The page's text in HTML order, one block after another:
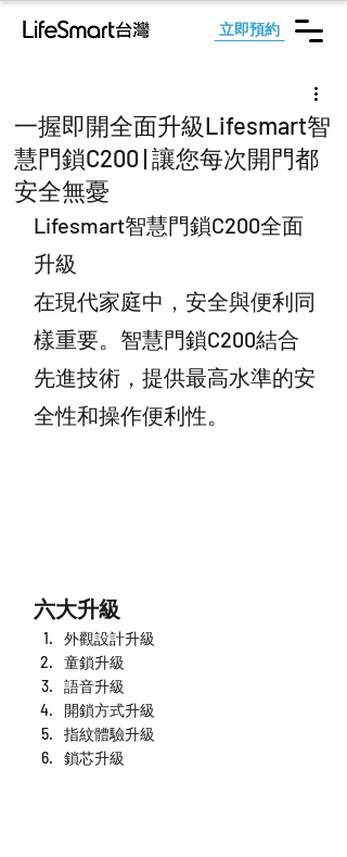
立即預約
一握即開全面升級Lifesmart智
慧門鎖C200 | 讓您每次開門都
安全無憂
Lifesmart智慧門鎖C200全面
升級
在現代家庭中，安全與便利同
樣重要。智慧門鎖C200結合
先進技術，提供最高水準的安
全性和操作便利性。
六大升級
外觀設計升級
童鎖升級
語音升級
開鎖方式升級
指紋體驗升級
鎖芯升級